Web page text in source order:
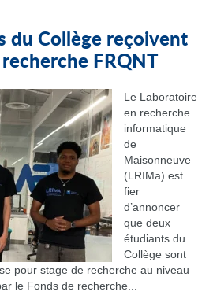
du Collège reçoivent
FRQNT
Le Laboratoire
en recherche
informatique
de
Maisonneuve
(LRIMa) est
fier
d’annoncer
que deux
étudiants du
Collège sont
pour stage de recherche au niveau
le Fonds de recherche...